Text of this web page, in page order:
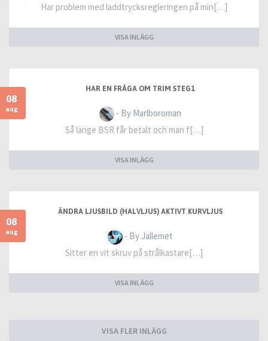
Har problem med laddtrycksregleringen på min[…]
VISA INLÄGG
08
aug
HAR EN FRÅGA OM TRIM STEG1
- By Marlboroman
Så länge BSR får betalt och man f[…]
VISA INLÄGG
08
aug
ÄNDRA LJUSBILD (HALVLJUS) AKTIVT KURVLJUS
- By Jallemet
Sitter en vit skruv på strålkastare[…]
VISA INLÄGG
VISA FLER INLÄGG